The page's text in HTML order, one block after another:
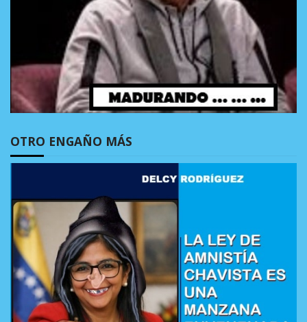
OTRO ENGAÑO MÁS